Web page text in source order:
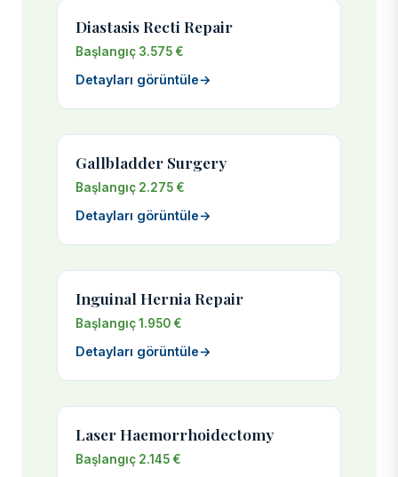
Diastasis Recti Repair
Başlangıç 3.575 €
Detayları görüntüle→
Gallbladder Surgery
Başlangıç 2.275 €
Detayları görüntüle→
Inguinal Hernia Repair
Başlangıç 1.950 €
Detayları görüntüle→
Laser Haemorrhoidectomy
Başlangıç 2.145 €